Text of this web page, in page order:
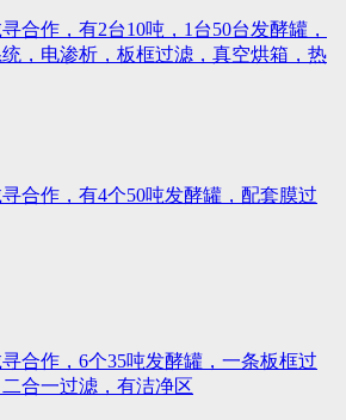
合作，有2台10吨，1台50台发酵罐，
，电渗析，板框过滤，真空烘箱，热
合作，有4个50吨发酵罐，配套膜过
合作，6个35吨发酵罐，一条板框过
合一过滤，有洁净区